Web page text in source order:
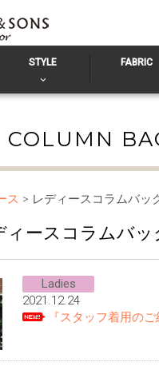
STYLE FABRIC
COLUMN
ス > レディースコラムバッ
ィースコラムバッ
Ladies
2021.12.24
『スタッフ着用の